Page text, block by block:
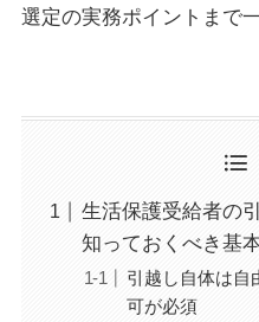
選定の実務ポイントまで
生活保護受給者の
知っておくべき基
引越し自体は自
可が必須